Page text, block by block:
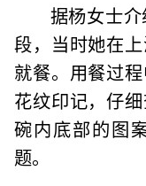
据杨女士
段，当时她在
就餐。用餐过
花纹印记，仔
碗内底部的图
题。